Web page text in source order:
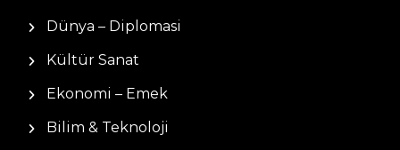
Dünya – Diplomasi
Kültür Sanat
Ekonomi – Emek
Bilim & Teknoloji